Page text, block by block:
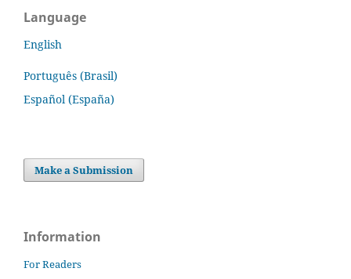
Language
English
Português (Brasil)
Español (España)
Make a Submission
Information
For Readers